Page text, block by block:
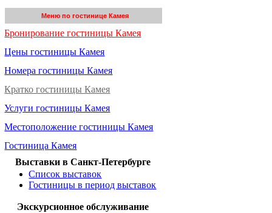
Меню по гостинице Камея
Бронирование гостиницы Камея
Цены гостиницы Камея
Номера гостиницы Камея
Кратко гостиницы Камея
Услуги гостиницы Камея
Местоположение гостиницы Камея
Гостиница Камея
Выставки в Санкт-Петербурге
Список выставок
Гостиницы в период выставок
Экскурсионное обслуживание